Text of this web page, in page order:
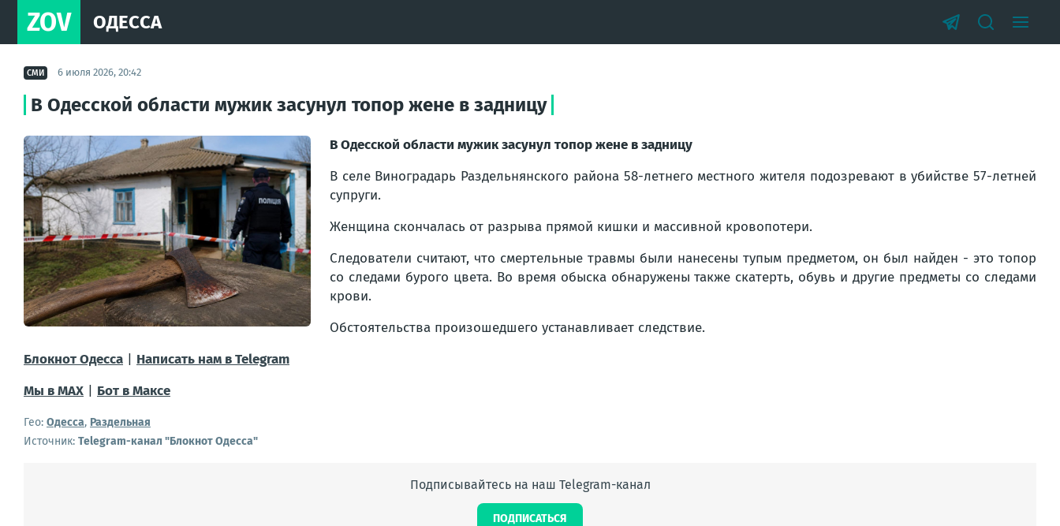
ZOV ОДЕССА
СМИ 6 июля 2026, 20:42
В Одесской области мужик засунул топор жене в задницу
В Одесской области мужик засунул топор жене в задницу
В селе Виноградарь Раздельнянского района 58-летнего местного жителя подозревают в убийстве 57-летней
супруги.
Женщина скончалась от разрыва прямой кишки и массивной кровопотери.
Следователи считают, что смертельные травмы были нанесены тупым предметом, он был найден - это топор
со следами бурого цвета. Во время обыска обнаружены также скатерть, обувь и другие предметы со следами
крови.
Обстоятельства произошедшего устанавливает следствие.
Блокнот Одесса
Написать нам в Telegram
Мы в МАХ
Бот в Максе
Гео: Одесса, Раздельная
Источник: Telegram-канал "Блокнот Одесса"
Подписывайтесь на наш Telegram-канал
ПОДПИСАТЬСЯ